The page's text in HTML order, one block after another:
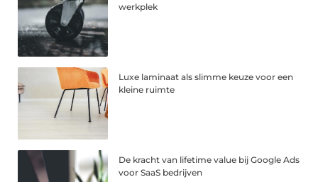
werkplek
Luxe laminaat als slimme keuze voor een
kleine ruimte
De kracht van lifetime value bij Google Ads
voor SaaS bedrijven